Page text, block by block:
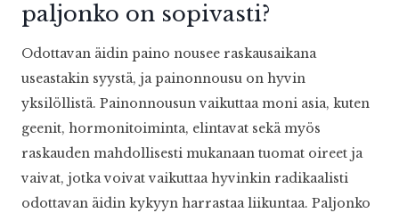
paljonko on sopivasti?
Odottavan äidin paino nousee raskausaikana
useastakin syystä, ja painonnousu on hyvin
yksilöllistä. Painonnousun vaikuttaa moni asia, kuten
geenit, hormonitoiminta, elintavat sekä myös
raskauden mahdollisesti mukanaan tuomat oireet ja
vaivat, jotka voivat vaikuttaa hyvinkin radikaalisti
odottavan äidin kykyyn harrastaa liikuntaa. Paljonko